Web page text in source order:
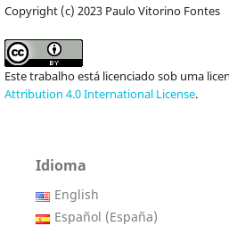
Copyright (c) 2023 Paulo Vitorino Fontes
Este trabalho está licenciado sob uma
Attribution 4.0 International License.
Idioma
English
Español (España)